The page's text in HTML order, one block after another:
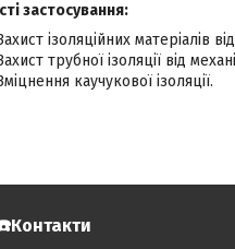
застосування:
ізоляційних матеріалів
трубної ізоляції від
каучукової ізоляції.